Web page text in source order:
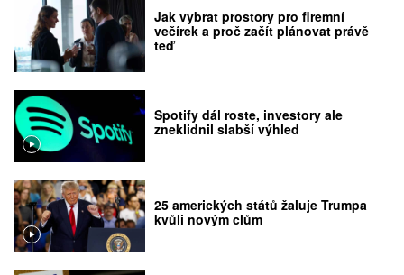
Jak vybrat prostory pro firemní
večírek a proč začít plánovat právě
teď
Spotify dál roste, investory ale
zneklidnil slabší výhled
25 amerických států žaluje Trumpa
kvůli novým clům